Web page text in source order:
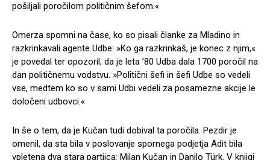
pošiljali poročilom političnim šefom.«
Omerza spomni na čase, ko so pisali članke za Mladino in
razkrinkavali agente Udbe: »Ko ga razkrinkaš, je konec z njim,«
je povedal ter opozoril, da je leta ’80 Udba dala 1700 poročil na
dan političnemu vodstvu. »Politični šefi in šefi Udbe so vedeli
vse, medtem ko so v sami Udbi vedeli za posamezne akcije le
določeni udbovci.«
In še o tem, da je Kučan tudi dobival ta poročila. Pezdir je
omenil, da sta bila v poslovanje spornega podjetja Adit bila
vpletena dva stara partijca: Milan Kučan in Danilo Türk. V knjigi